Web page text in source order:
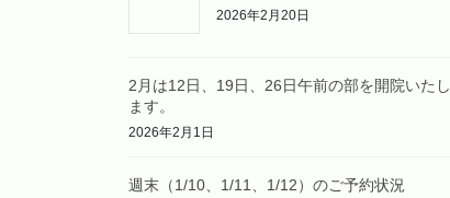
2026年2月20日
2月は12日、19日、26日午前の部を開院いたし
ます。
2026年2月1日
週末（1/10、1/11、1/12）のご予約状況